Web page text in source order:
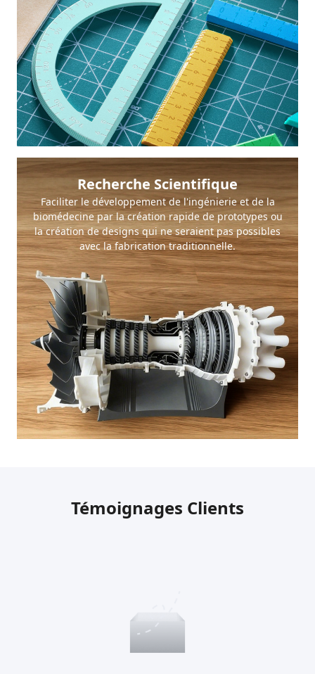
Recherche Scientifique
Faciliter le développement de l'ingénierie et de la
biomédecine par la création rapide de prototypes ou
la création de designs qui ne seraient pas possibles
avec la fabrication traditionnelle.
Témoignages Clients